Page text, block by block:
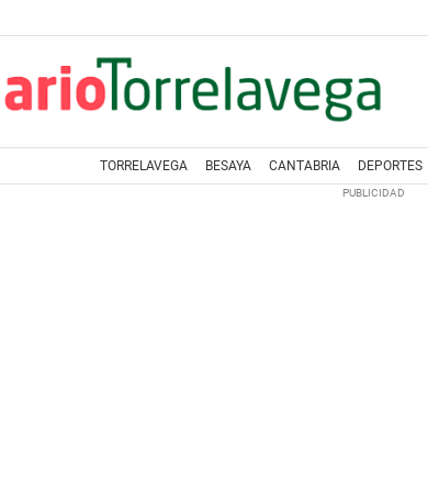
TORRELAVEGA BESAYA CANTABRIA DEPORTES